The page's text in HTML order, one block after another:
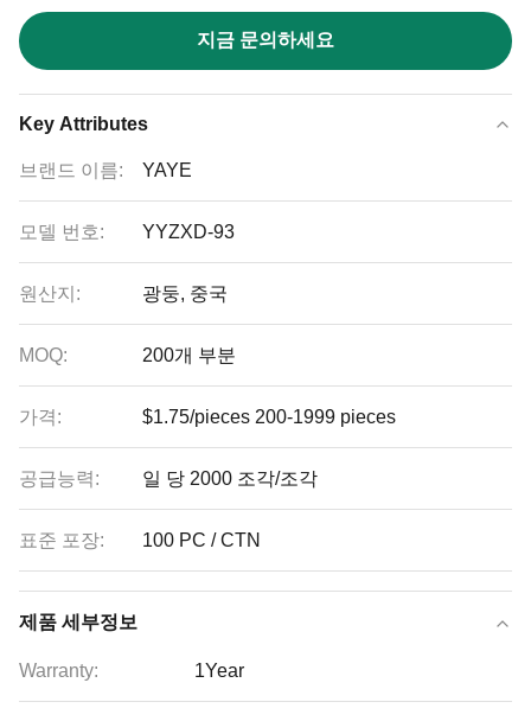
지금 문의하세요
Key Attributes
브랜드 이름: YAYE
모델 번호: YYZXD-93
원산지: 광둥, 중국
MOQ: 200개 부분
가격: $1.75/pieces 200-1999 pieces
공급능력: 일 당 2000 조각/조각
표준 포장: 100 PC / CTN
제품 세부정보
Warranty: 1Year